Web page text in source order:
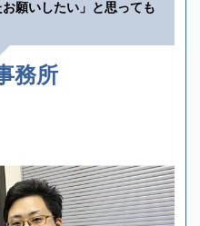
願いしたい」と思っても
務所